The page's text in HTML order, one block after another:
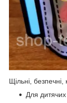
Щільні, безпечні,
Для